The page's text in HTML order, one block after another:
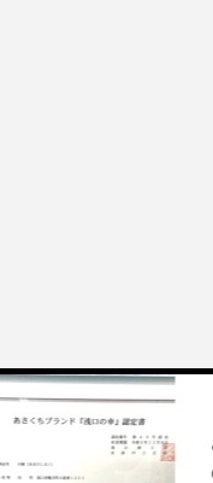
あさくちブ
の幸」に認